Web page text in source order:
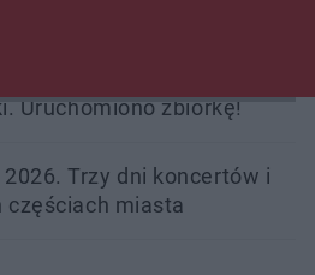
Uruchomiono zbiórkę!
Trzy dni koncertów i
częściach miasta